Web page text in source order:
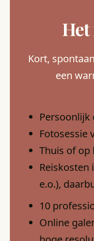
Kort,
een
Fotosessie
Thuis of op
Reiskosten
e.o.),
10
Online